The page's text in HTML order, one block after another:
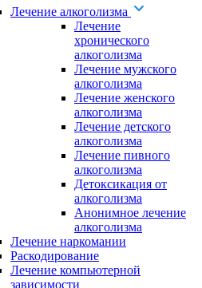
Лечение алкоголизма
Лечение
хронического
алкоголизма
Лечение мужского
алкоголизма
Лечение женского
алкоголизма
Лечение детского
алкоголизма
Лечение пивного
алкоголизма
Детоксикация от
алкоголизма
Анонимное лечение
алкоголизма
Лечение наркомании
Раскодирование
Лечение компьютерной
зависимости